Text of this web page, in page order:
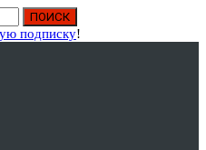
подписку!